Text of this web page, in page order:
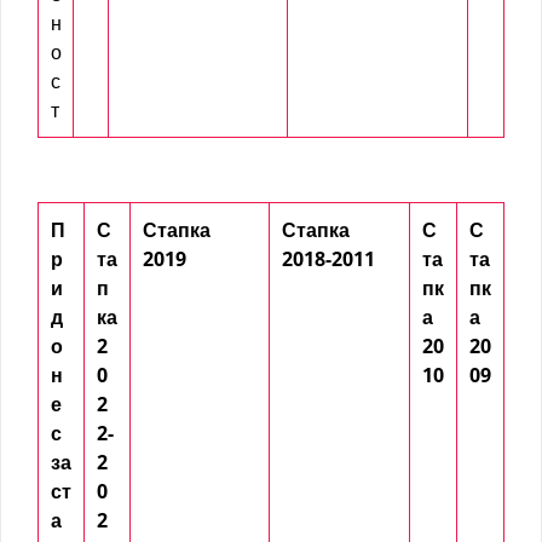
н
о
с
т
П
р
и
д
о
н
е
с
за
ст
а
С
та
п
ка
2
0
2
2-
2
0
2
Стапка
2019
Стапка
2018-2011
С
та
пк
а
20
10
С
та
пк
а
20
09